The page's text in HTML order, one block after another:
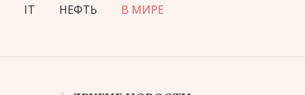
IT НЕФТЬ В МИРЕ